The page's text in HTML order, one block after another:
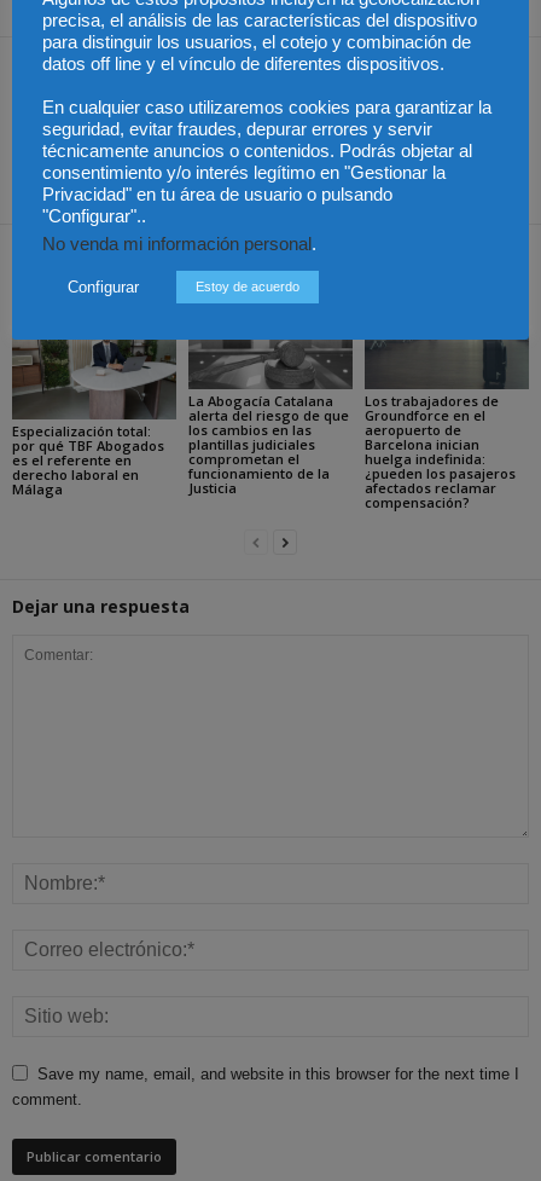
Artículo anterior
México – Jurisprudencia:
trabajadores de confianza
del Estado
Artículo siguiente
Ley 5/2019 de 15 de
marzo, reguladora de los
Contratos de Crédito
Inmobiliario. I Parte
Especialización total:
por qué TBF Abogados
es el referente en
derecho laboral en
Málaga
La Abogacía Catalana
alerta del riesgo de que
los cambios en las
plantillas judiciales
comprometan el
funcionamiento de la
Justicia
Los trabajadores de
Groundforce en el
aeropuerto de
Barcelona inician
huelga indefinida:
¿pueden los pasajeros
afectados reclamar
compensación?
Dejar una respuesta
Save my name, email, and website in this browser for the next time I
comment.
precisa, el análisis de las características del dispositivo
para distinguir los usuarios, el cotejo y combinación de
datos off line y el vínculo de diferentes dispositivos.
En cualquier caso utilizaremos cookies para garantizar la
seguridad, evitar fraudes, depurar errores y servir
técnicamente anuncios o contenidos. Podrás objetar al
consentimiento y/o interés legítimo en "Gestionar la
Privacidad" en tu área de usuario o pulsando
"Configurar"..
No venda mi información personal .
Configurar Estoy de acuerdo